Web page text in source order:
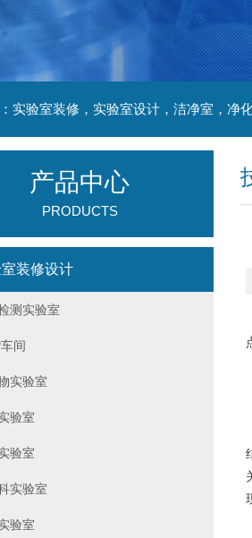
产品中心
PRODUCTS
装修设计
测实验室
间
实验室
验室
验室
实验室
验室